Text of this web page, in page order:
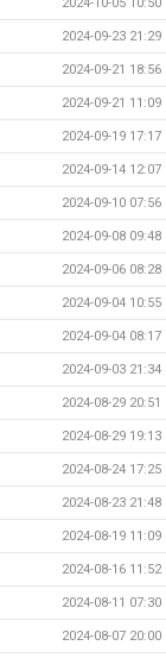
2024-10-05 10:50
2024-09-23 21:29
2024-09-21 18:56
2024-09-21 11:09
2024-09-19 17:17
2024-09-14 12:07
2024-09-10 07:56
2024-09-08 09:48
2024-09-06 08:28
2024-09-04 10:55
2024-09-04 08:17
2024-09-03 21:34
2024-08-29 20:51
2024-08-29 19:13
2024-08-24 17:25
2024-08-23 21:48
2024-08-19 11:09
2024-08-16 11:52
2024-08-11 07:30
2024-08-07 20:00